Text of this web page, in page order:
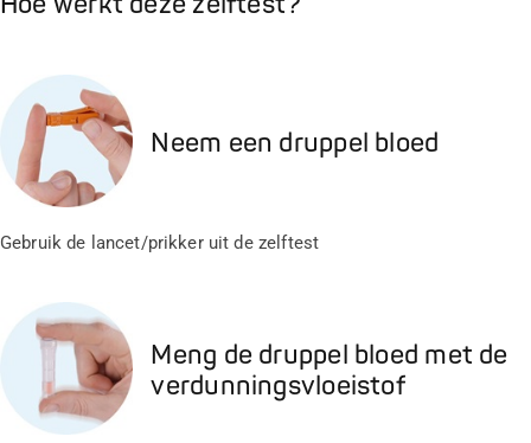
Neem een druppel bloed
Gebruik de lancet/prikker uit de zelftest
Meng de druppel bloed met de
verdunningsvloeistof